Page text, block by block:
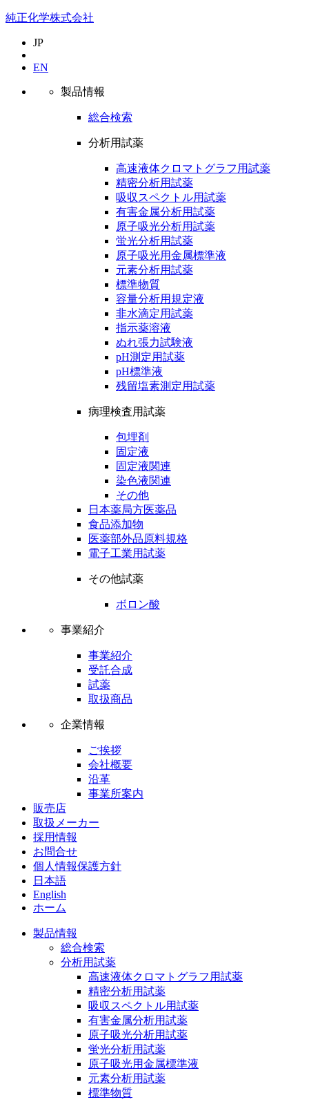
純正化学株式会社
JP
EN
製品情報
総合検索
分析用試薬
高速液体クロマトグラフ用試薬
精密分析用試薬
吸収スペクトル用試薬
有害金属分析用試薬
原子吸光分析用試薬
蛍光分析用試薬
原子吸光用金属標準液
元素分析用試薬
標準物質
容量分析用規定液
非水滴定用試薬
指示薬溶液
ぬれ張力試験液
pH測定用試薬
pH標準液
残留塩素測定用試薬
病理検査用試薬
包埋剤
固定液
固定液関連
染色液関連
その他
日本薬局方医薬品
食品添加物
医薬部外品原料規格
電子工業用試薬
その他試薬
ボロン酸
事業紹介
事業紹介
受託合成
試薬
取扱商品
企業情報
ご挨拶
会社概要
沿革
事業所案内
販売店
取扱メーカー
採用情報
お問合せ
個人情報保護方針
日本語
English
ホーム
製品情報
総合検索
分析用試薬
高速液体クロマトグラフ用試薬
精密分析用試薬
吸収スペクトル用試薬
有害金属分析用試薬
原子吸光分析用試薬
蛍光分析用試薬
原子吸光用金属標準液
元素分析用試薬
標準物質